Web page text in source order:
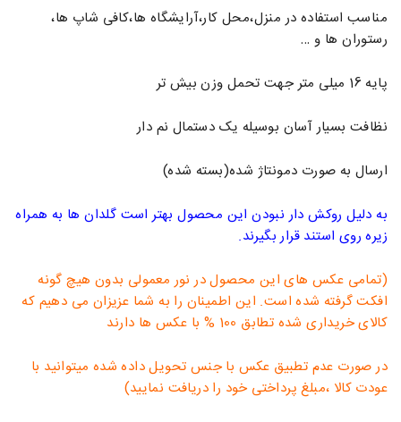
مناسب استفاده در منزل،محل کار،آرایشگاه ها،کافی شاپ ها،
رستوران ها و …
پایه 16 میلی متر جهت تحمل وزن بیش تر
نظافت بسیار آسان بوسیله یک دستمال نم دار
ارسال به صورت دمونتاژ شده(بسته شده)
به دلیل روکش دار نبودن این محصول بهتر است گلدان ها به همراه
زیره روی استند قرار بگیرند.
(تمامی عکس های این محصول در نور معمولی بدون هیچ گونه
افکت گرفته شده است. این اطمینان را به شما عزیزان می دهیم که
کالای خریداری شده تطابق 100 % با عکس ها دارند
در صورت عدم تطبیق عکس با جنس تحویل داده شده میتوانید با
عودت کالا ،مبلغ پرداختی خود را دریافت نمایید)